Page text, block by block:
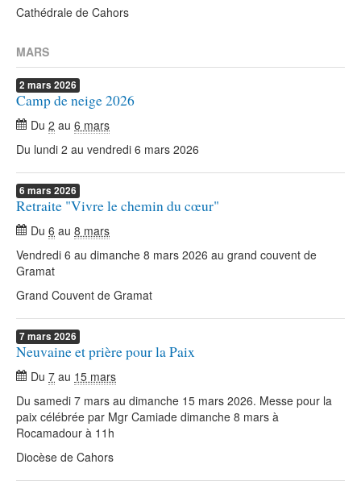
Cathédrale de Cahors
MARS
2 mars 2026
Camp de neige 2026
Du 2 au 6 mars
Du lundi 2 au vendredi 6 mars 2026
6 mars 2026
Retraite "Vivre le chemin du cœur"
Du 6 au 8 mars
Vendredi 6 au dimanche 8 mars 2026 au grand couvent de
Gramat
Grand Couvent de Gramat
7mars 2026
Neuvaine et prière pour la Paix
Du 7 au 15 mars
Du samedi 7 mars au dimanche 15 mars 2026. Messe pour la
paix célébrée par Mgr Camiade dimanche 8 mars à
Rocamadour à 11h
Diocèse de Cahors